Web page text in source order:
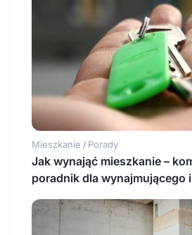
Mieszkanie / Porady
Jak wynająć mieszkanie –
poradnik dla wynajmującego